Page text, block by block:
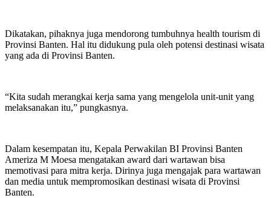
Dikatakan, pihaknya juga mendorong tumbuhnya health tourism di
Provinsi Banten. Hal itu didukung pula oleh potensi destinasi wisata
yang ada di Provinsi Banten.
“Kita sudah merangkai kerja sama yang mengelola unit-unit yang
melaksanakan itu,” pungkasnya.
Dalam kesempatan itu, Kepala Perwakilan BI Provinsi Banten
Ameriza M Moesa mengatakan award dari wartawan bisa
memotivasi para mitra kerja. Dirinya juga mengajak para wartawan
dan media untuk mempromosikan destinasi wisata di Provinsi
Banten.